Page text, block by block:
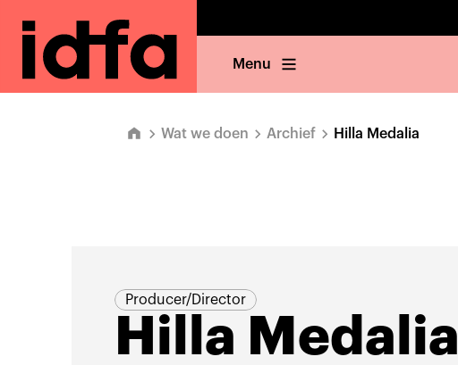
Menu
Wat we doen Archief Hilla Medalia
Producer/Director
Hilla Medalia